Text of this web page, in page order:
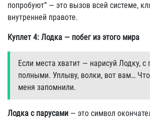
попробуют” — это вызов всей системе,
внутренней правоте.
Куплет 4: Лодка — побег из этого мира
Если места хватит — наpисyй Лодкy, с
полными. Уплывy, волки, вот вам…
меня запомнили.
Лодка с парусами — это символ